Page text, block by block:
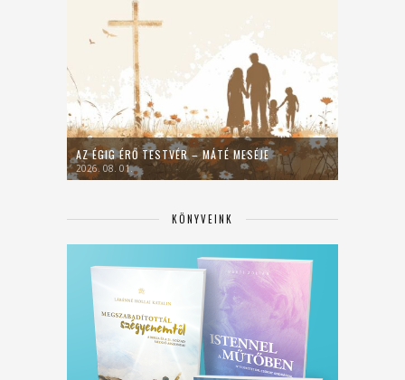
AZ ÉGIG ÉRŐ TESTVÉR – MÁTÉ MESÉJE
2026. 08. 01.
KÖNYVEINK